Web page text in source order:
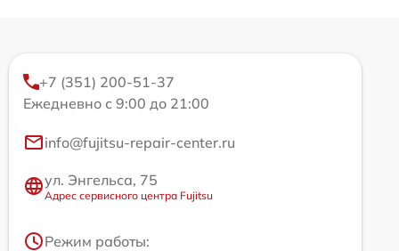
+7 (351) 200-51-37
Ежедневно с 9:00 до 21:00
info@fujitsu-repair-center.ru
ул. Энгельса, 75
Адрес сервисного центра Fujitsu
Режим работы: